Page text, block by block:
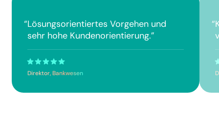
“Lösungsorientiertes Vorgehen und
sehr hohe Kundenorientierung.”
Direktor, Bankwesen
“